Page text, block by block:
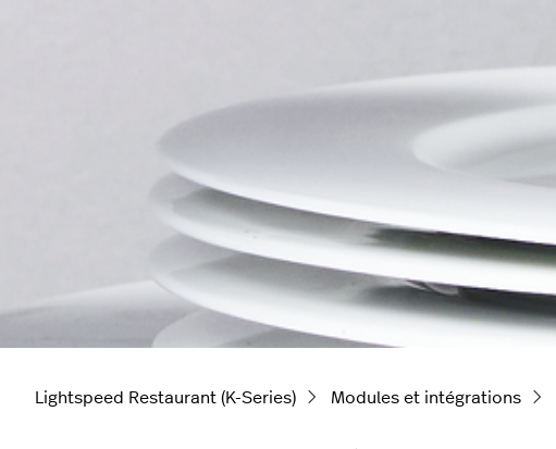
Lightspeed Restaurant (K-Series) Modules et intégrations